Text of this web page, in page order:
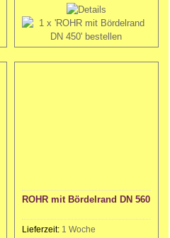
ROHR mit Bördelrand DN 560
Lieferzeit: 1 Woche